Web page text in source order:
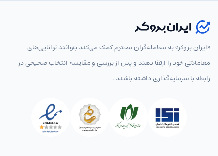
«ایران بروکر» به معامله‌گران محترم کمک می‌کند بتوانند توانایی‌های
معاملاتی خود را ارتقا دهند و پس از بررسی و مقایسه انتخاب‌ صحیحی در
رابطه با سرمایه‌گذاری داشته باشند .